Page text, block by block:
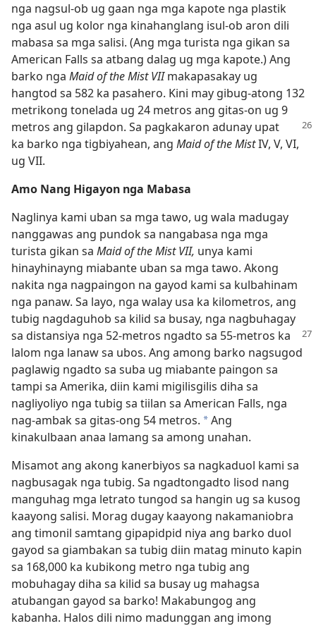
nga nagsul-ob ug gaan nga mga kapote nga plastik
nga asul ug kolor nga kinahanglang isul-ob aron dili
mabasa sa mga salisi. (Ang mga turista nga gikan sa
American Falls sa atbang dalag ug mga kapote.) Ang
barko nga Maid of the Mist VIImakapasakay ug
hangtod sa 582 ka pasahero. Kini may gibug-atong 132
metrikong tonelada ug 24 metros ang gitas-on ug 9
metros ang gilapdon. Sa pagkakaron adunay upat
ka barko nga tigbiyahean, ang Maid of the MistIV, V, VI,
ug VII.
Amo Nang Higayon nga Mabasa
Naglinya kami uban sa mga tawo, ug wala madugay
nanggawas ang pundok sa nangabasa nga mga
turista gikan sa Maid of the Mist VII, unya kami
hinayhinayng miabante uban sa mga tawo. Akong
nakita nga nagpaingon na gayod kami sa kulbahinam
nga panaw. Sa layo, nga walay usa ka kilometros, ang
tubig nagdaguhob sa kilid sa busay, nga nagbuhagay
sa distansiya nga 52-metros ngadto sa 55-metros ka
lalom nga lanaw sa ubos. Ang among barko nagsugod
paglawig ngadto sa suba ug miabante paingon sa
tampi sa Amerika, diin kami migilisgilis diha sa
nagliyoliyo nga tubig sa tiilan sa American Falls, nga
nag-ambak sa gitas-ong 54 metros. *Ang
kinakulbaan anaa lamang sa among unahan.
Misamot ang akong kanerbiyos sa nagkaduol kami sa
nagbusagak nga tubig. Sa ngadtongadto lisod nang
manguhag mga letrato tungod sa hangin ug sa kusog
kaayong salisi. Morag dugay kaayong nakamaniobra
ang timonil samtang gipapidpid niya ang barko duol
gayod sa giambakan sa tubig diin matag minuto kapin
sa 168,000 ka kubikong metro nga tubig ang
mobuhagay diha sa kilid sa busay ug mahagsa
atubangan gayod sa barko! Makabungog ang
kabanha. Halos dili nimo madunggan ang imong